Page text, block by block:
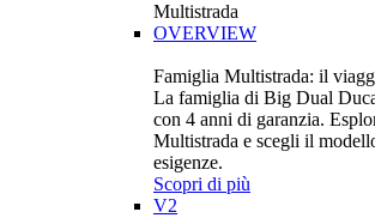
Multistrada
OVERVIEW
Famiglia Multistrada: il
La famiglia di Big Dual
con 4 anni di garanzia.
Multistrada e scegli il
esigenze.
Scopri di più
V2